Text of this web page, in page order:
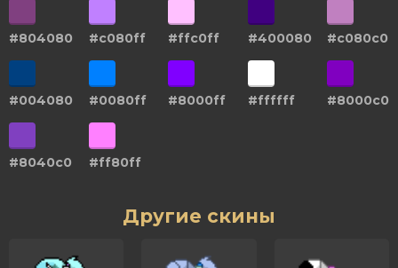
#804080 #c080ff #ffc0ff #400080 #c080c0
#004080 #0080ff #8000ff #ffffff #8000c0
#8040c0 #ff80ff
Другие скины